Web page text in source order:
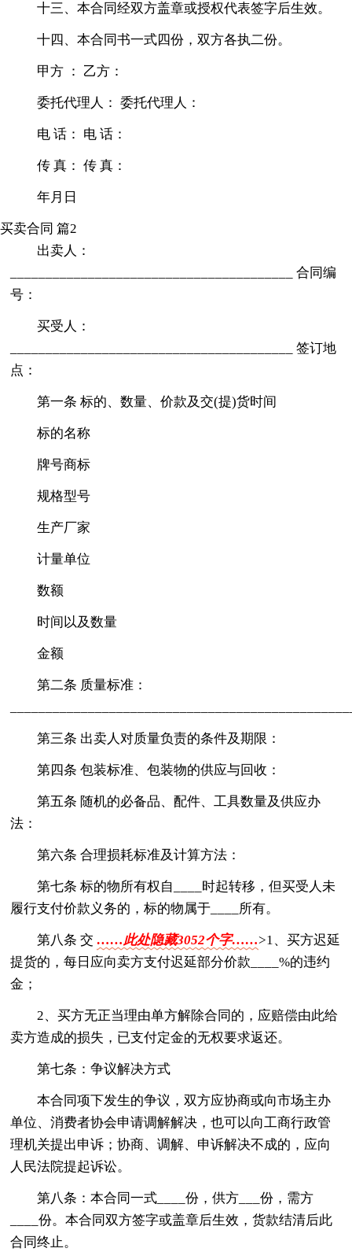
十三、本合同经双方盖章或授权代表签字后生效。
十四、本合同书一式四份，双方各执二份。
甲方 ： 乙方：
委托代理人： 委托代理人：
电 话： 电 话：
传 真： 传 真：
年月日
买卖合同 篇2
出卖人：
________________________________________ 合同编
号：
买受人：
________________________________________ 签订地
点：
第一条 标的、数量、价款及交(提)货时间
标的名称
牌号商标
规格型号
生产厂家
计量单位
数额
时间以及数量
金额
第二条 质量标准：
第三条 出卖人对质量负责的条件及期限：
第四条 包装标准、包装物的供应与回收：
第五条 随机的必备品、配件、工具数量及供应办
法：
第六条 合理损耗标准及计算方法：
第七条 标的物所有权自____时起转移，但买受人未
履行支付价款义务的，标的物属于____所有。
第八条 交……此处隐藏3052个字……>1、买方迟延
提货的，每日应向卖方支付迟延部分价款____%的违约
金；
2、买方无正当理由单方解除合同的，应赔偿由此给
卖方造成的损失，已支付定金的无权要求返还。
第七条：争议解决方式
本合同项下发生的争议，双方应协商或向市场主办
单位、消费者协会申请调解解决，也可以向工商行政管
理机关提出申诉；协商、调解、申诉解决不成的，应向
人民法院提起诉讼。
第八条：本合同一式____份，供方___份，需方
____份。本合同双方签字或盖章后生效，货款结清后此
合同终止。